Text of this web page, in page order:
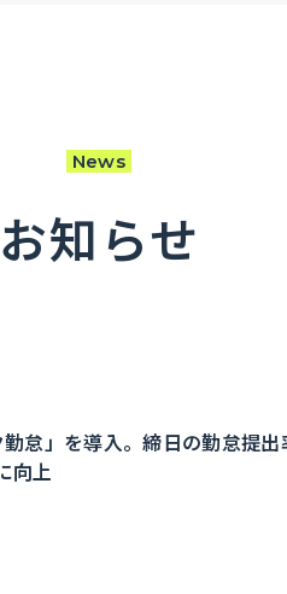
News
お知らせ
怠」を導入。締日の勤怠提出
向上